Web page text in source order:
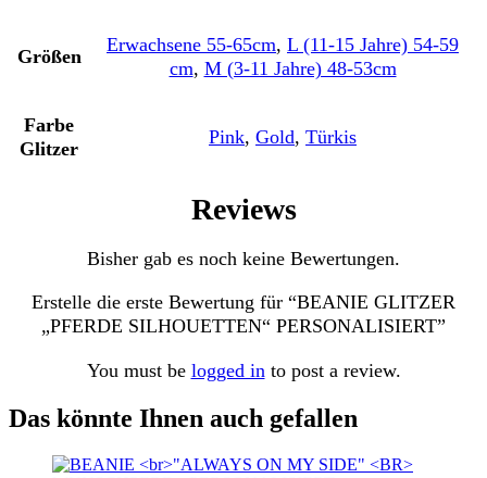
Größen
Erwachsene 55-65cm, L (11-15 Jahre) 54-59
cm, M (3-11 Jahre) 48-53cm
Farbe
Glitzer
Pink, Gold, Türkis
Reviews
Bisher gab es noch keine Bewertungen.
Erstelle die erste Bewertung für “BEANIE GLITZER
„PFERDE SILHOUETTEN“ PERSONALISIERT”
You must be logged into post a review.
Das könnte Ihnen auch gefallen